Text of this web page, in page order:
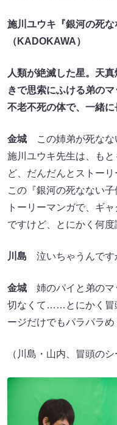
施川ユウキ『銀河の死な
（KADOKAWA）
人類が絶滅した星。天
きで思索にふける弟の
不老不死の体で、一緒に
金城 この姉弟が死なな
施川ユウキ先生は、も
ど、だんだんとストー
この『銀河の死なない
トーリーマンガで、ギ
ですけど、とにかく何度
川島 泣いちゃうんです
金城 姉のパイと弟のマ
切なくて……とにかく冒
ージだけでもパラパラめ
（川島・山内、冒頭のシ